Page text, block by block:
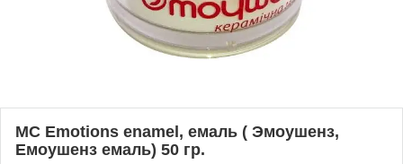
MC Emotions enamel, емаль ( Эмоушенз,
Емоушенз емаль) 50 гр.